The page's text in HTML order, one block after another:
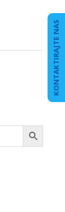
KONTAKTIRAJTE NAS